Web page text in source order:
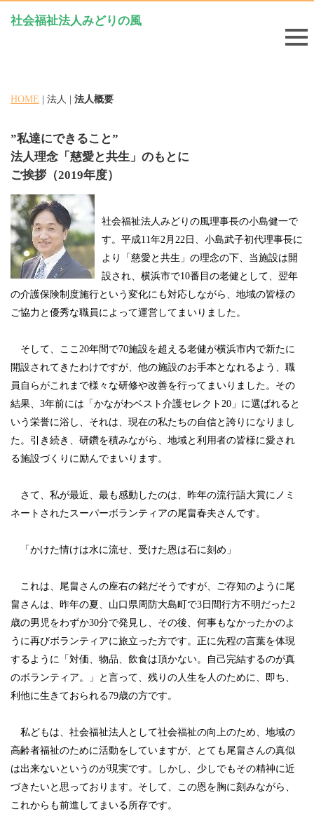
社会福祉法人みどりの風
HOME | 法人 | 法人概要
”私達にできること”
法人理念「慈愛と共生」のもとに
ご挨拶（2019年度）
社会福祉法人みどりの風理事長の小島健一で
す。 平成11年2月22日、小島武子初代理事長に
より「慈愛と共生」の理念の下、当施設は開
設され、横浜市で10番目の老健として、翌年
の介護保険制度施行という変化にも対応しながら、地域の皆様の
ご協力と優秀な職員によって運営してまいりました。
そして、ここ20年間で70施設を超える老健が横浜市内で新たに
開設されてきたわけですが、他の施設のお手本となれるよう、職
員自らがこれまで様々な研修や改善を行ってまいりました。その
結果、3年前には「かながわベスト介護セレクト20」に選ばれると
いう栄誉に浴し、それは、現在の私たちの自信と誇りになりまし
た。引き続き、研鑽を積みながら、地域と利用者の皆様に愛され
る施設づくりに励んでまいります。
さて、私が最近、最も感動したのは、昨年の流行語大賞にノミ
ネートされたスーパーボランティアの尾畠春夫さんです。
「かけた情けは水に流せ、受けた恩は石に刻め」
これは、尾畠さんの座右の銘だそうですが、ご存知のように尾
畠さんは、昨年の夏、山口県周防大島町で3日間行方不明だった2
歳の男児をわずか30分で発見し、その後、何事もなかったかのよ
うに再びボランティアに旅立った方です。正に先程の言葉を体現
するように「対価、物品、飲食は頂かない。自己完結するのが真
のボランティア。」と言って、残りの人生を人のために、即ち、
利他に生きておられる79歳の方です。
私どもは、社会福祉法人として社会福祉の向上のため、地域の
高齢者福祉のために活動をしていますが、とても尾畠さんの真似
は出来ないというのが現実です。しかし、少しでもその精神に近
づきたいと思っております。そして、この恩を胸に刻みながら、
これからも前進してまいる所存です。